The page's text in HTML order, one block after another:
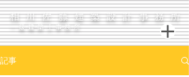
相川佐藤建築設計事務所
一級建築士事務所
記事